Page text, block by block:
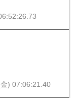
) 07:06:21.40